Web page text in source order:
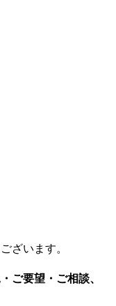
ざいます。
ご要望・ご相談、